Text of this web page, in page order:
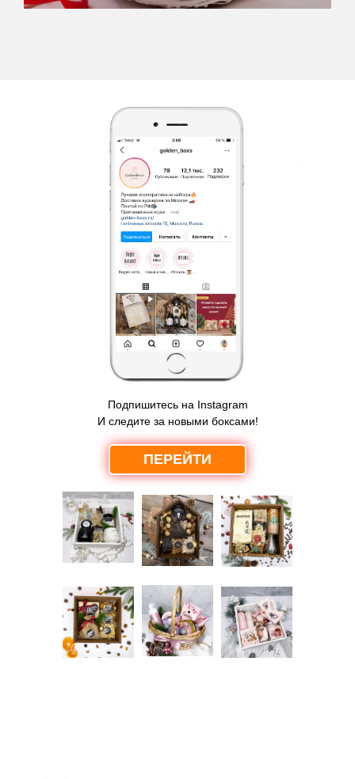
ПЕРЕЙТИ
Подпишитесь на Instagram
И следите за новыми боксами!